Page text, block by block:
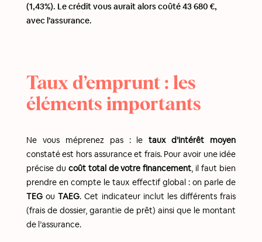
(1,43%). Le crédit vous aurait alors coûté 43 680 €,
avec l’assurance.
Taux d’emprunt : les
éléments importants
Ne vous méprenez pas : letaux d’intérêt moyen
constaté est hors assurance et frais. Pour avoir une idée
précise du coût total de votre financement, il faut bien
prendre en compte le taux effectif global : on parle de
TEG ouTAEG. Cet indicateur inclut les différents frais
(frais de dossier, garantie de prêt) ainsi que le montant
de l’assurance.